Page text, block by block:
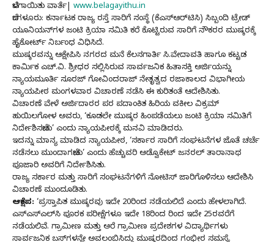
ಬೆಳಗಾಯಿತು ವಾರ್ತೆ| www.belagayithu.in
ಬೆಂಗಳೂರು: ಕರ್ನಾಟಕ ರಾಜ್ಯ ರಸ್ತೆ ಸಾರಿಗೆ ಸಂಸ್ಥೆ (ಕೆಎಸ್‌ಆರ್‌ಟಿಸಿ) ಸಿಬ್ಬಂದಿ ಟ್ರೇಡ್‌
ಯೂನಿಯನ್‌ಗಳ ಜಂಟಿ ಕ್ರಿಯಾ ಸಮಿತಿ ಕರೆ ಕೊಟ್ಟಿರುವ ಸಾರಿಗೆ ನೌಕರರ ಮುಷ್ಕರಕ್ಕೆ
ಹೈಕೋರ್ಟ್ ನಿರ್ಬಂಧ ವಿಧಿಸಿದೆ.
ಮುಷ್ಕರವನ್ನು ಆಕ್ಷೇಪಿಸಿ ನಗರದ ಮನೆ ಕೆಲಸಗಾರ್ತಿ ಸಿ.ವೇದಾವತಿ ಹಾಗೂ ಕಟ್ಟಡ
ಕಾರ್ಮಿಕ ಎಚ್‌.ವಿ. ಶ್ರೀಧರ ಸಲ್ಲಿಸಿರುವ ಸಾರ್ವಜನಿಕ ಹಿತಾಸಕ್ತಿ ಅರ್ಜಿಯನ್ನು
ನ್ಯಾಯಮೂರ್ತಿ ಸೂರಜ್ ಗೋವಿಂದರಾಜ್ ನೇತೃತ್ವದ ರಜಾಕಾಲದ ವಿಭಾಗೀಯ
ನ್ಯಾಯಪೀಠ ಮಂಗಳವಾರ ವಿಚಾರಣೆ ನಡೆಸಿ ಈ ಕುರಿತಂತೆ ಆದೇಶಿಸಿತು.
ವಿಚಾರಣೆ ವೇಳೆ ಅರ್ಜಿದಾರರ ಪರ ಪದಾಂಕಿತ ಹಿರಿಯ ವಕೀಲ ವಿಕ್ರಮ್
ಹುಯಿಲಗೋಳ ಅವರು, ‘ಕೂಡಲೇ ಮುಷ್ಕರ ಹಿಂಪಡೆಯಲು ಜಂಟಿ ಕ್ರಿಯಾ ಸಮಿತಿಗೆ
ನಿರ್ದೇಶಿಸಬೇಕು’ ಎಂದು ನ್ಯಾಯಪೀಠಕ್ಕೆ ಮನವಿ ಮಾಡಿದರು.
ಇದನ್ನು ಮಾನ್ಯ ಮಾಡಿದ ನ್ಯಾಯಪೀಠ, ‘ಸರ್ಕಾರ ಸಾರಿಗೆ ಸಂಘಟನೆಗಳ ಜೊತೆ ಚರ್ಚೆ
ನಡೆಸಲು ಮುಂದಾಗಬೇಕು’ ಎಂದು ಹೆಚ್ಚುವರಿ ಅಡ್ವೊಕೇಟ್ ಜನರಲ್ ತಾರಾನಾಥ
ಪೂಜಾರಿ ಅವರಿಗೆ ನಿರ್ದೇಶಿಸಿತು.
ರಾಜ್ಯ ಸರ್ಕಾರ ಮತ್ತು ಸಾರಿಗೆ ಸಂಘಟನೆಗಳಿಗೆ ನೋಟಿಸ್ ಜಾರಿಗೊಳಿಸಲು ಆದೇಶಿಸಿ
ವಿಚಾರಣೆ ಮುಂದೂಡಿತು.
ಆಕ್ಷೇಪ: ‘ಪ್ರಸ್ತಾಪಿತ ಮುಷ್ಕರವು ಇದೇ 20ರಿಂದ ನಡೆಯಲಿದೆ ಎಂದು ಹೇಳಲಾಗಿದೆ.
ಎಸ್‌ಎಸ್‌ಎಲ್‌ಸಿ ಪೂರಕ ಪರೀಕ್ಷೆಗಳೂ ಇದೇ 18ರಿಂದ ರಿಂದ ಇದೇ 25ರವರೆಗೆ
ನಡೆಯಲಿವೆ. ಗ್ರಾಮೀಣ ಮತ್ತು ಅರೆ ಗ್ರಾಮೀಣ ಪ್ರದೇಶಗಳ ವಿದ್ಯಾರ್ಥಿಗಳು
ಸಾರ್ವಜನಿಕ ಬಸ್‌ಗಳನ್ನೇ ಅವಲಂಬಿಸಿದ್ದು ಮುಷ್ಕರದಿಂದ ಗಂಭೀರ ಸಮಸ್ಯೆ